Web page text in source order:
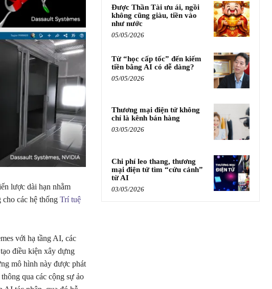
lược dài hạn nhằm
các hệ thống Trí tuệ
với hạ tầng AI, các
điều kiện xây dựng
mô hình này được phát
qua các cộng sự ảo
Được Thần Tài ưu ái, ngồi
không cũng giàu, tiền vào
như nước
05/05/2026
Từ “học cấp tốc” đến kiếm
tiền bằng AI có dễ dàng?
05/05/2026
Thương mại điện tử không
chỉ là kênh bán hàng
03/05/2026
Chi phí leo thang, thương
mại điện tử tìm “cứu cánh”
từ AI
03/05/2026